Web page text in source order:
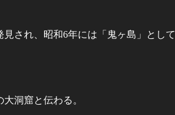
され、昭和6年には「鬼ヶ島」として
洞窟と伝わる。